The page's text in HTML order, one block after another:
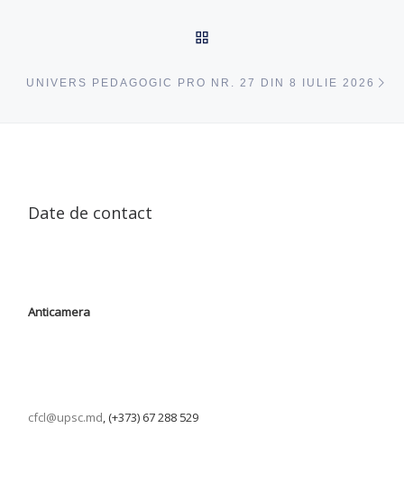
UNIVERS PEDAGOGIC PRO NR. 27 DIN 8 IULIE 2026
Date de contact
Anticamera
cfcl@upsc.md, (+373) 67 288 529